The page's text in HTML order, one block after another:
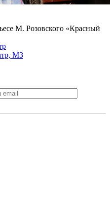
М. Розовского «Красный
МЗ